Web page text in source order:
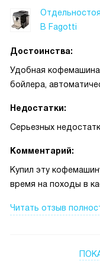
B Fagotti
Достоинства:
Удобная
бойлера,
Недостатки:
Серьезных
Комментарий:
Купил эту
время на походы в
одного касания
Резервуар для воды
Читать отзыв